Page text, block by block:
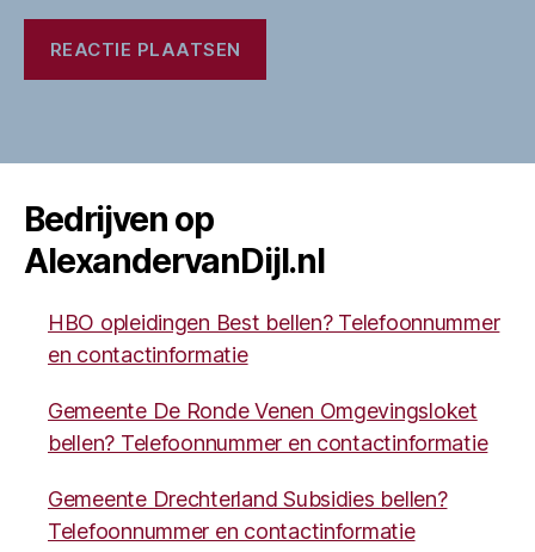
Bedrijven op
AlexandervanDijl.nl
HBO opleidingen Best bellen? Telefoonnummer
en contactinformatie
Gemeente De Ronde Venen Omgevingsloket
bellen? Telefoonnummer en contactinformatie
Gemeente Drechterland Subsidies bellen?
Telefoonnummer en contactinformatie